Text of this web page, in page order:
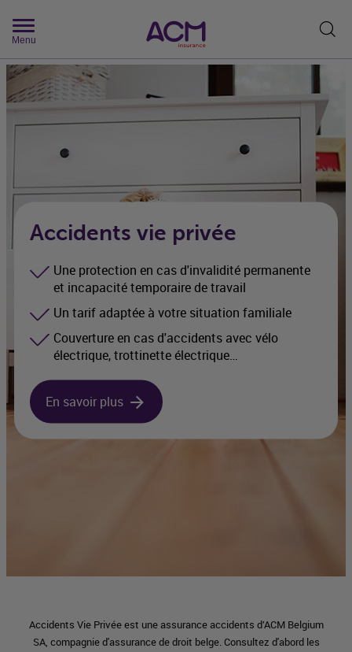
Menu
Accidents vie privée
Une protection en cas d'invalidité permanente
et incapacité temporaire de travail
Un tarif adaptée à votre situation familiale
Couverture en cas d'accidents avec vélo
électrique, trottinette électrique…
En savoir plus
Accidents Vie Privée est une assurance accidents d’ACM Belgium
SA, compagnie d'assurance de droit belge. Consultez d'abord les